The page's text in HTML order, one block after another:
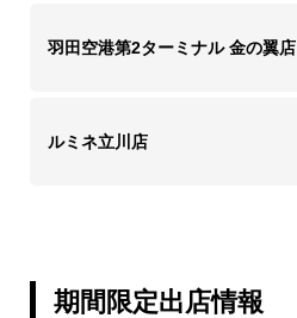
羽田空港第2ターミナル 金の翼店
ルミネ立川店
期間限定出店情報